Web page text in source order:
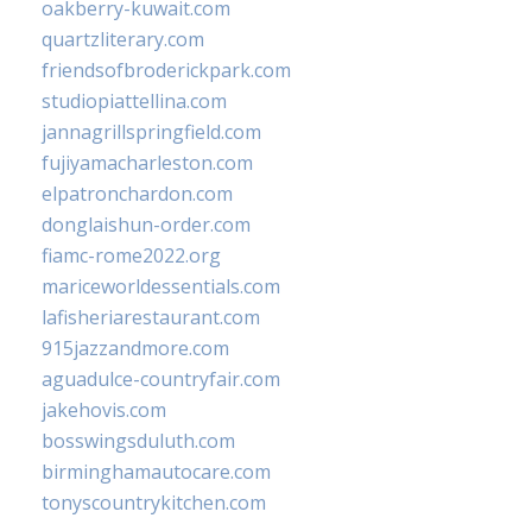
oakberry-kuwait.com
quartzliterary.com
friendsofbroderickpark.com
studiopiattellina.com
jannagrillspringfield.com
fujiyamacharleston.com
elpatronchardon.com
donglaishun-order.com
fiamc-rome2022.org
mariceworldessentials.com
lafisheriarestaurant.com
915jazzandmore.com
aguadulce-countryfair.com
jakehovis.com
bosswingsduluth.com
birminghamautocare.com
tonyscountrykitchen.com